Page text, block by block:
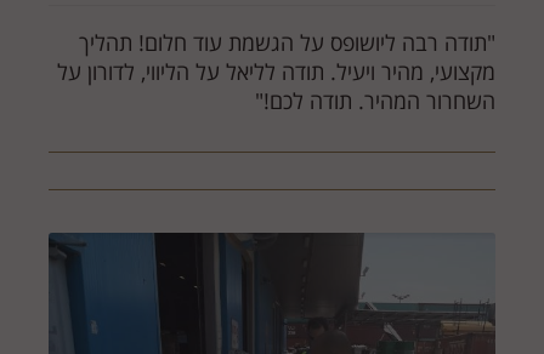
"תודה רבה ליושופס על הגשמת עוד חלום! תהליך
מקצועי, מהיר ויעיל. תודה לליאל על הליווי, לדורון על
השחרור המהיר. תודה לכם!"